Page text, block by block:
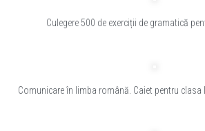
Culegere 500 de exerciții de gramatică
Comunicare în limba română. Caiet pentru clasa